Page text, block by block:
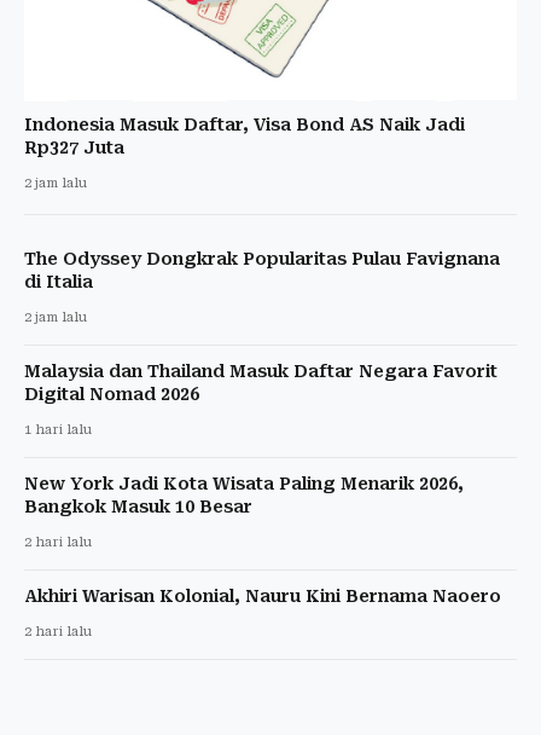
Indonesia Masuk Daftar, Visa Bond AS Naik Jadi
Rp327 Juta
2 jam lalu
The Odyssey Dongkrak Popularitas Pulau Favignana
di Italia
2 jam lalu
Malaysia dan Thailand Masuk Daftar Negara Favorit
Digital Nomad 2026
1 hari lalu
New York Jadi Kota Wisata Paling Menarik 2026,
Bangkok Masuk 10 Besar
2 hari lalu
Akhiri Warisan Kolonial, Nauru Kini Bernama Naoero
2 hari lalu